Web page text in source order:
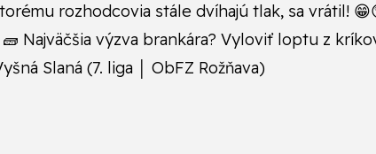
rozhodcovia stále dvíhajú tlak, sa vrátil!
Najväčšia výzva brankára? Vyloviť loptu z
Slaná (7. liga │ ObFZ Rožňava)